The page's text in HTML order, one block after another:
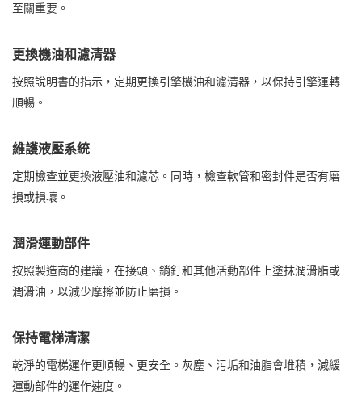
至關重要。
更換機油和濾清器
按照說明書的指示，定期更換引擎機油和濾清器，以保持引擎運轉
順暢。
維護液壓系統
定期檢查並更換液壓油和濾芯。同時，檢查軟管和密封件是否有磨
損或損壞。
潤滑運動部件
按照製造商的建議，在接頭、銷釘和其他活動部件上塗抹潤滑脂或
潤滑油，以減少摩擦並防止磨損。
保持電梯清潔
乾淨的電梯運作更順暢、更安全。灰塵、污垢和油脂會堆積，減緩
運動部件的運作速度。